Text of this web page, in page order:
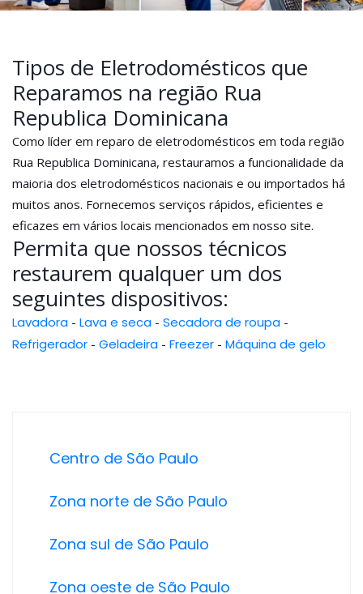
Tipos de Eletrodomésticos que
Reparamos na região Rua
Republica Dominicana
Como líder em reparo de eletrodomésticos em toda região
Rua Republica Dominicana, restauramos a funcionalidade da
maioria dos eletrodomésticos nacionais e ou importados há
muitos anos. Fornecemos serviços rápidos, eficientes e
eficazes em vários locais mencionados em nosso site.
Permita que nossos técnicos
restaurem qualquer um dos
seguintes dispositivos:
Lavadora - Lava e seca - Secadora de roupa -
Refrigerador - Geladeira - Freezer - Máquina de gelo
Centro de São Paulo
Zona norte de São Paulo
Zona sul de São Paulo
Zona oeste de São Paulo